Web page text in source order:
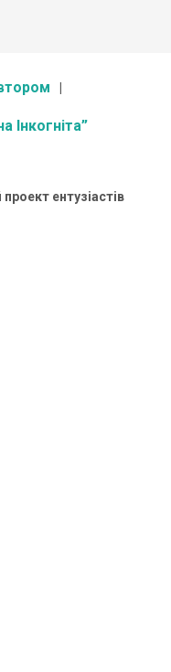
Інкогніта”
ентузіастів